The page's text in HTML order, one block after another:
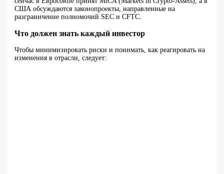
США обсуждаются законопроекты, направленные на
разграничение полномочий SEC и CFTC.
Что должен знать каждый инвестор
Чтобы минимизировать риски и понимать, как реагировать на
изменения в отрасли, следует: